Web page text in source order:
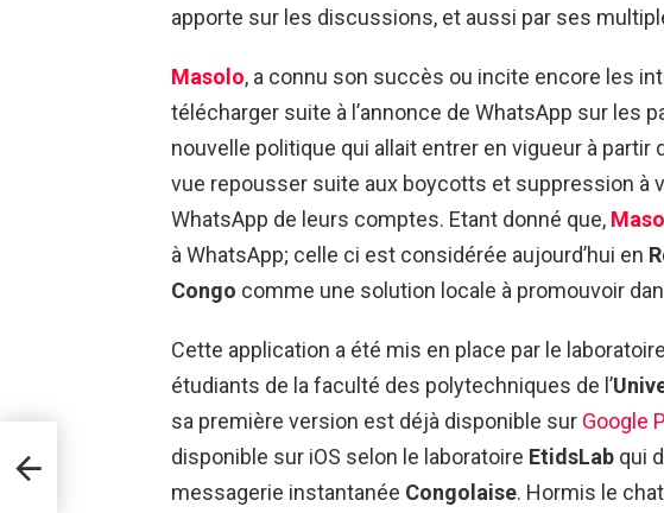
apporte sur les discussions, et aussi par ses
Masolo, a connu son succès ou incite encore les
télécharger suite à l’annonce de WhatsApp sur les
nouvelle politique qui allait entrer en vigueur à partir
vue repousser suite aux boycotts et suppression à
WhatsApp de leurs comptes. Etant donné que,
à WhatsApp; celle ci est considérée aujourd’hui en
Congo comme une solution locale à promouvoir
Cette application a été mis en place par le laboratoire
étudiants de la faculté des polytechniques de l’
sa première version est déjà disponible sur Google
disponible sur iOS selon le laboratoire EtidsLab qui
messagerie instantanée Congolaise. Hormis le